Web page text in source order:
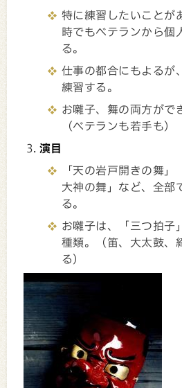
特に練習したいことが
時でもベテランから個
る。
仕事の都合にもよるが
練習する。
お囃子、舞の両方がで
（ベテランも若手も）
演目
「天の岩戸開きの舞
大神の舞」など、全部
る。
お囃子は、「三つ拍子
種類。（笛、大太鼓、
る）